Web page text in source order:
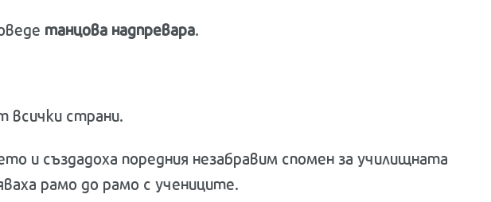
танцова надпревара.
всички страни.
и създадоха поредния незабравим спомен за училищната
рамо до рамо с учениците.